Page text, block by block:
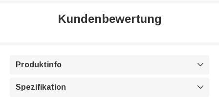
Kundenbewertung
Produktinfo 
Spezifikation 